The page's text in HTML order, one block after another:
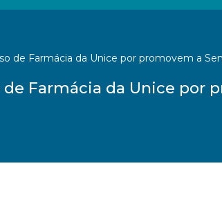
de Farmácia da Unice por promovem a
de Farmácia da Unice por